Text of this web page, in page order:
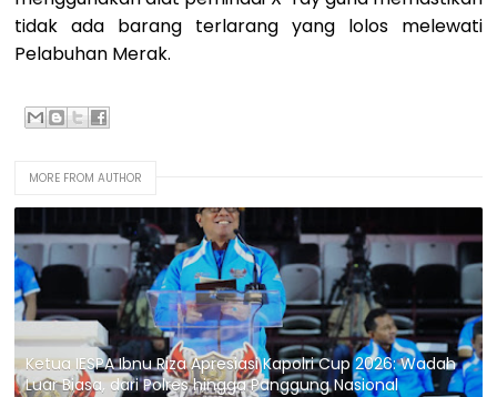
tidak ada barang terlarang yang lolos melewati
Pelabuhan Merak.
MORE FROM AUTHOR
Ketua IESPA Ibnu Riza Apresiasi Kapolri Cup 2026: Wadah
Luar Biasa, dari Polres hingga Panggung Nasional